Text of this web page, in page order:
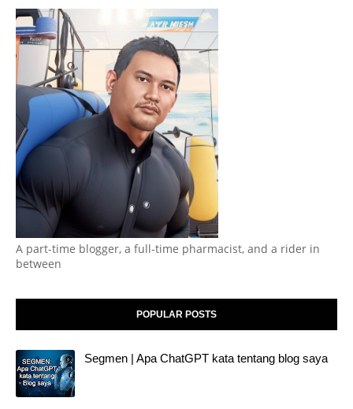
A part-time blogger, a full-time pharmacist, and a rider in
between
POPULAR POSTS
Segmen | Apa ChatGPT kata tentang blog saya